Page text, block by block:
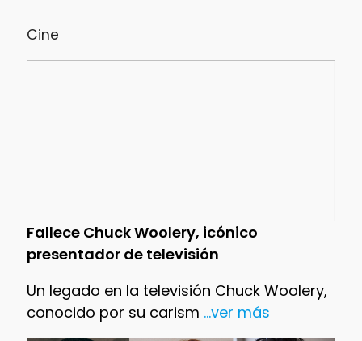
Cine
Fallece Chuck Woolery, icónico
presentador de televisión
Un legado en la televisión Chuck Woolery,
conocido por su carism ...ver más